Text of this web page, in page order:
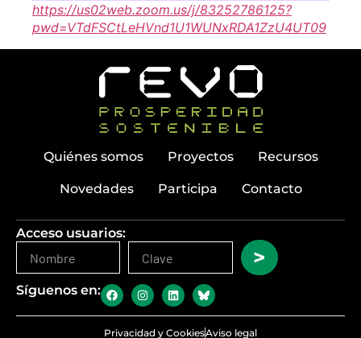
https://us02web.zoom.us/j/83252786125?
pwd=VTdFSCtLeHVnd1U1WUNxRDA1ZzU4UT09
Quiénes somos Proyectos Recursos
Novedades Participa Contacto
Acceso usuarios:
>
Síguenos en:
Privacidad y CookiesAviso legal